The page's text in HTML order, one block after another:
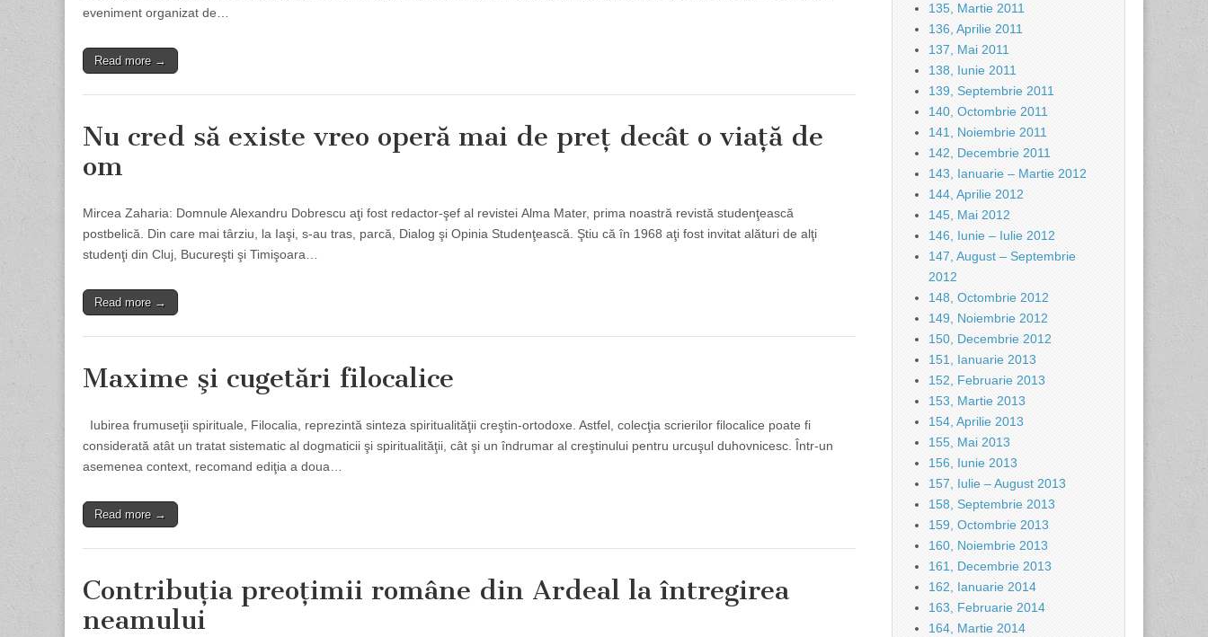
eveniment organizat de…
Read more →
Nu cred să existe vreo operă mai de preţ decât o viaţă de
om
Mircea Zaharia: Domnule Alexandru Dobrescu aţi fost redactor-şef al revistei Alma Mater, prima noastră revistă studenţească
postbelică. Din care mai târziu, la Iaşi, s-au tras, parcă, Dialog şi Opinia Studenţească. Ştiu că în 1968 aţi fost invitat alături de alţi
studenţi din Cluj, Bucureşti şi Timişoara…
Read more →
Maxime şi cugetări filocalice
Iubirea frumuseţii spirituale, Filocalia, reprezintă sinteza spiritualităţii creştin-ortodoxe. Astfel, colecţia scrierilor filocalice poate fi
considerată atât un tratat sistematic al dogmaticii şi spiritualităţii, cât şi un îndrumar al creştinului pentru urcuşul duhovnicesc. Într-un
asemenea context, recomand ediţia a doua…
Read more →
Contribuţia preoţimii române din Ardeal la întregirea
neamului
135, Martie 2011
136, Aprilie 2011
137, Mai 2011
138, Iunie 2011
139, Septembrie 2011
140, Octombrie 2011
141, Noiembrie 2011
142, Decembrie 2011
143, Ianuarie – Martie 2012
144, Aprilie 2012
145, Mai 2012
146, Iunie – Iulie 2012
147, August – Septembrie
2012
148, Octombrie 2012
149, Noiembrie 2012
150, Decembrie 2012
151, Ianuarie 2013
152, Februarie 2013
153, Martie 2013
154, Aprilie 2013
155, Mai 2013
156, Iunie 2013
157, Iulie – August 2013
158, Septembrie 2013
159, Octombrie 2013
160, Noiembrie 2013
161, Decembrie 2013
162, Ianuarie 2014
163, Februarie 2014
164, Martie 2014